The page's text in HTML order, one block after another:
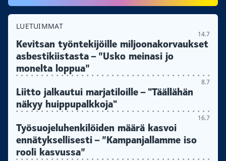
LUETUIMMAT
14.7
Kevitsan työntekijöille miljoonakorvaukset
asbestikiistasta – ”Usko meinasi jo
monelta loppua”
8.7
Liitto jalkautui marjatiloille – "Täällähän
näkyy huippupalkkoja"
16.7
Työsuojeluhenkilöiden määrä kasvoi
ennätyksellisesti – ”Kampanjallamme iso
rooli kasvussa”